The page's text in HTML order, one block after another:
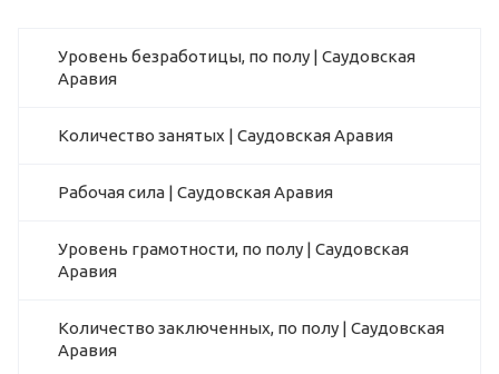
Уровень безработицы, по полу | Саудовская
Аравия
Количество занятых | Саудовская Аравия
Рабочая сила | Саудовская Аравия
Уровень грамотности, по полу | Саудовская
Аравия
Количество заключенных, по полу | Саудовская
Аравия